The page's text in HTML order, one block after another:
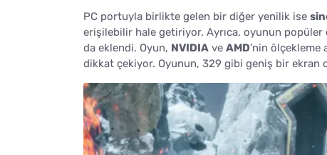
PC portuyla birlikte gelen bir diğer yenilik ise
erişilebilir hale getiriyor. Ayrıca, oyunun popüler
da eklendi. Oyun, NVIDIA ve AMD’nin
dikkat çekiyor. Oyunun, 329 gibi geniş bir ekran